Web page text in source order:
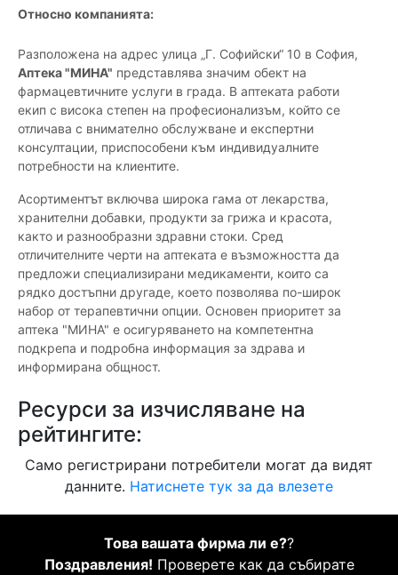
Относно компанията:
Разположена на адрес улица „Г. Софийски“ 10 в София,
Аптека "МИНА" представлява значим обект на
фармацевтичните услуги в града. В аптеката работи
екип с висока степен на професионализъм, който се
отличава с внимателно обслужване и експертни
консултации, приспособени към индивидуалните
потребности на клиентите.
Асортиментът включва широка гама от лекарства,
хранителни добавки, продукти за грижа и красота,
както и разнообразни здравни стоки. Сред
отличителните черти на аптеката е възможността да
предложи специализирани медикаменти, които са
рядко достъпни другаде, което позволява по-широк
набор от терапевтични опции. Основен приоритет за
аптека "МИНА" е осигуряването на компетентна
подкрепа и подробна информация за здрава и
информирана общност.
Ресурси за изчисляване на
рейтингите:
Само регистрирани потребители могат да видят
данните. Натиснете тук за да влезете
Това вашата фирма ли е??
Поздравления! Проверете как да събирате